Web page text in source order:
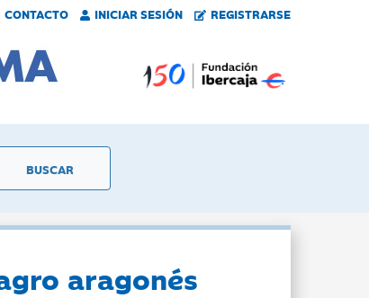
CONTACTO INICIAR SESIÓN REGISTRARSE
aragonés